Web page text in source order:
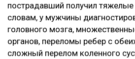
пострадавший получил
словам, у мужчины
головного мозга,
органов, переломы ребер с
сложный перелом коленного